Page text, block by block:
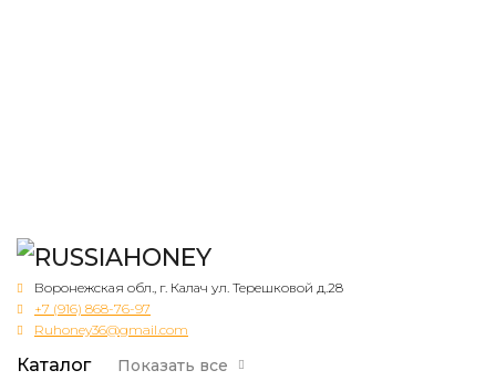
Воронежская обл., г. Калач ул. Терешковой д.28
+7 (916) 868-76-97
Ruhoney36@gmail.com
Каталог Показать все